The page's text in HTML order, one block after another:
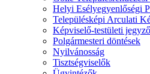
Helyi Esélyegyenlőségi
Településképi Arculati
Képviselő-testületi
Polgármesteri döntések
Nyilvánosság
Tisztségviselők